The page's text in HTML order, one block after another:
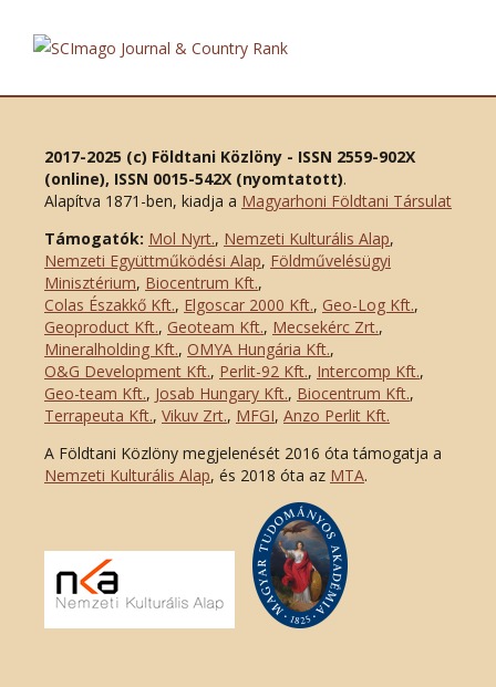
2017-2025 (c) Földtani Közlöny - ISSN 2559-902X
(online), ISSN 0015-542X (nyomtatott).
Alapítva 1871-ben, kiadja a Magyarhoni Földtani Társulat
Támogatók: Mol Nyrt., Nemzeti Kulturális Alap,
Nemzeti Együttműködési Alap, Földművelésügyi
Minisztérium, Biocentrum Kft.,
Colas Északkő Kft., Elgoscar 2000 Kft., Geo-Log Kft.,
Geoproduct Kft., Geoteam Kft., Mecsekérc Zrt.,
Mineralholding Kft., OMYA Hungária Kft.,
O&G Development Kft., Perlit-92 Kft., Intercomp Kft.,
Geo-team Kft., Josab Hungary Kft., Biocentrum Kft.,
Terrapeuta Kft., Vikuv Zrt., MFGI, Anzo Perlit Kft.
A Földtani Közlöny megjelenését 2016 óta támogatja a
Nemzeti Kulturális Alap, és 2018 óta az MTA.